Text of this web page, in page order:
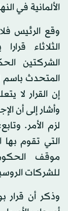
الألمانية في
وقع الرئيس
الثلاثاء
الشركتين
المتحدث
إن القرار لا
وأشار إلى أن
لزم الأمر.
التي تقوم
موقف
للشركات
وذكر أن قرار